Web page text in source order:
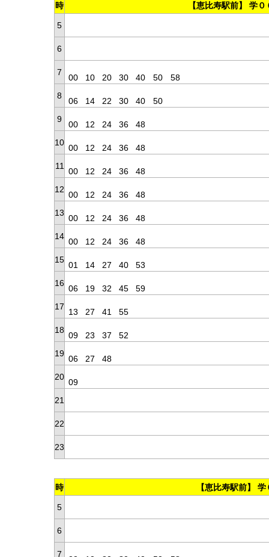
時 【恵比寿駅前】 学
5
6
7
00 10 20 30 40 50
58
8
06 14 22 30 40
50
9
00 12 24 36
48
10
00 12 24 36
48
11
00 12 24 36
48
12
00 12 24 36
48
13
00 12 24 36
48
14
00 12 24 36
48
15
01 14 27 40
53
16
06 19 32 45
59
17
13 27 41
55
18
09 23 37
52
19
06 27
48
20
09
21
22
23
時 【恵比寿駅前】
5
6
7